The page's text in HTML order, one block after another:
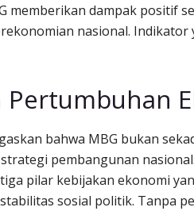
memberikan dampak positif
nasional. Indikator
Pertumbuhan
bahwa MBG bukan
pembangunan
pilar kebijakan ekonomi
sosial politik. Tanpa